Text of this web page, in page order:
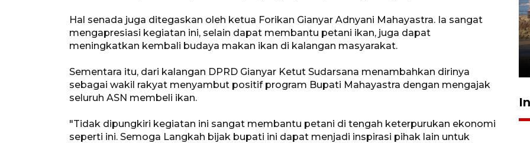
Hal senada juga ditegaskan oleh ketua Forikan Gianyar Adnyani Mahayastra. Ia sangat
mengapresiasi kegiatan ini, selain dapat membantu petani ikan, juga dapat
meningkatkan kembali budaya makan ikan di kalangan masyarakat.
Sementara itu, dari kalangan DPRD Gianyar Ketut Sudarsana menambahkan dirinya
sebagai wakil rakyat menyambut positif program Bupati Mahayastra dengan mengajak
seluruh ASN membeli ikan.
"Tidak dipungkiri kegiatan ini sangat membantu petani di tengah keterpurukan ekonomi
seperti ini. Semoga Langkah bijak bupati ini dapat menjadi inspirasi pihak lain untuk
Kemen LH, KKP, dan Gubernur
Bali tanam ribuan bibit
mangrove